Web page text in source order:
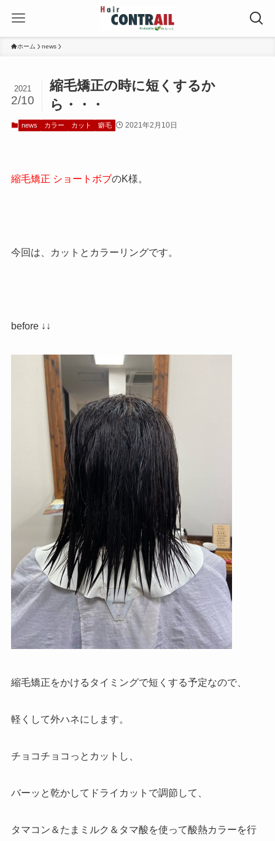
ホーム news
縮毛矯正の時に短くするか
ら・・・
2021
2/10
news カラー カット 癖毛 2021年2月10日
縮毛矯正 ショートボブのK様。
今回は、カットとカラーリングです。
before ↓↓
縮毛矯正をかけるタイミングで短くする予定なので、
軽くして外ハネにします。
チョコチョコっとカットし、
バーッと乾かしてドライカットで調節して、
タマコン＆たまミルク＆タマ酸を使って酸熱カラーを行